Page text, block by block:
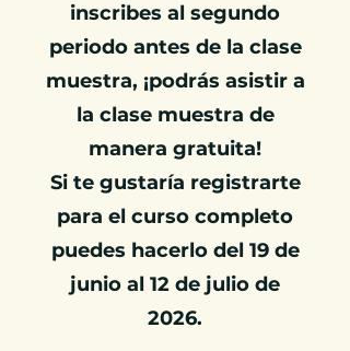
inscribes al segundo
periodo antes de la clase
muestra, ¡podrás asistir a
la clase muestra de
manera gratuita!
Si te gustaría registrarte
para el curso completo
puedes hacerlo del 19 de
junio al 12 de julio de
2026.